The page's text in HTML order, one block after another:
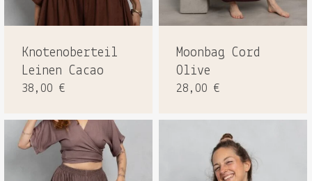
Knotenoberteil
Leinen Cacao
38,00 €
Moonbag Cord
Olive
28,00 €